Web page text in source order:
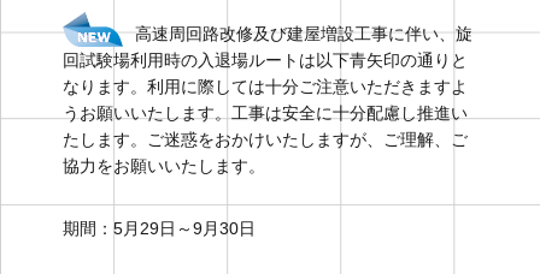
高速周回路改修及び建屋増設工事に伴い、旋
回試験場利用時の入退場ルートは以下青矢印の通りと
なります。利用に際しては十分ご注意いただきますよ
うお願いいたします。工事は安全に十分配慮し推進い
たします。ご迷惑をおかけいたしますが、ご理解、ご
協力をお願いいたします。
期間：5月29日～9月30日